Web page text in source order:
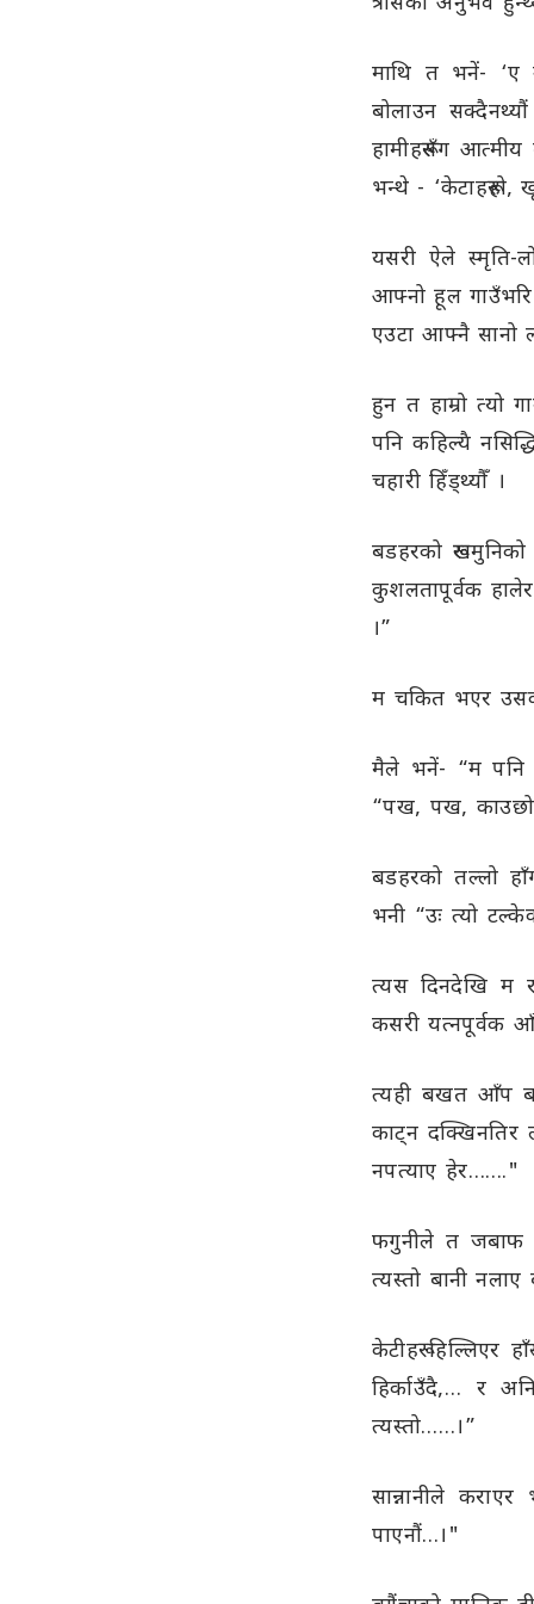
माथि त भनें- ‘ए
बोलाउन
हामीहरूसँग
भन्थे -
यसरी ऐले स्मृति-
आफ्नो हूल गाउँभरि
एउटा आफ्नै सानो
हुन त हाम्रो त्यो
पनि कहिल्यै
चहारी हिँड्थ्यौँ ।
बडहरको
कुशलतापूर्वक
।”
म चकित भएर
मैले भनें- “म पनि
“पख, पख,
बडहरको तल्लो
भनी “उः त्यो
त्यस दिनदेखि म
कसरी यत्नपूर्वक
त्यही बखत आँप
काट्न
नपत्याए हेर……."
फगुनीले त जबाफ
त्यस्तो बानी नलाए
केटीहरू हिल्लिएर
हिर्काउँदै,… र
त्यस्तो……।”
सान्नानीले
पाएनौं…।"